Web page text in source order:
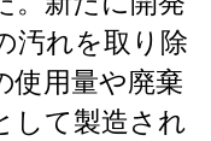
汚れを取り除
使用量や廃棄
して製造され